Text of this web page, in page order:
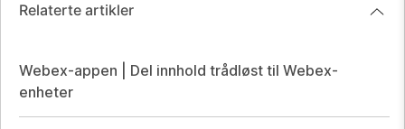
Relaterte artikler
Webex-appen | Del innhold trådløst til Webex-
enheter